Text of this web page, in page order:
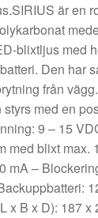
är en
blixtljus med
Den har
från
med en
9 – 15
med blixt max.
mA –
x B x D): 187 x